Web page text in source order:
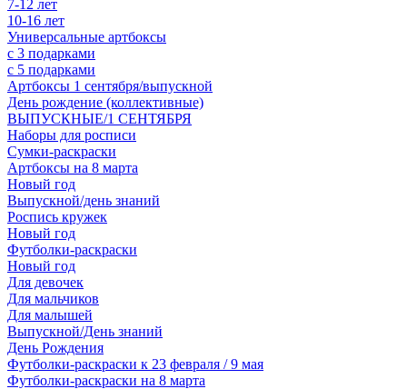
7-12 лет
10-16 лет
Универсальные артбоксы
с 3 подарками
с 5 подарками
Артбоксы 1 сентября/выпускной
День рождение (коллективные)
ВЫПУСКНЫЕ/1 СЕНТЯБРЯ
Наборы для росписи
Сумки-раскраски
Артбоксы на 8 марта
Новый год
Выпускной/день знаний
Роспись кружек
Новый год
Футболки-раскраски
Новый год
Для девочек
Для мальчиков
Для малышей
Выпускной/День знаний
День Рождения
Футболки-раскраски к 23 февраля / 9 мая
Футболки-раскраски на 8 марта